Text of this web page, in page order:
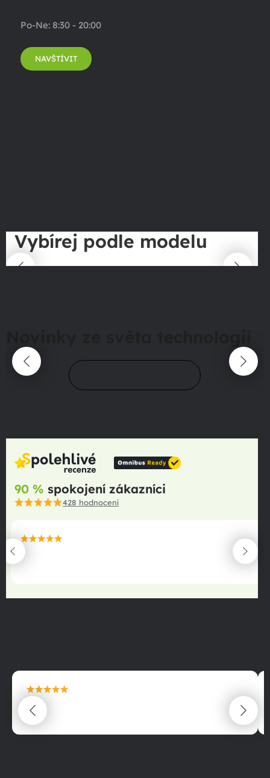
Po-Ne: 8:30 - 20:00
NAVŠTÍVIT
Vybírej podle modelu
90 % spokojení zákazníci
428 hodnocení
maximální spokojenost
22.06.2025
maximální spokojenost
22.06.2025